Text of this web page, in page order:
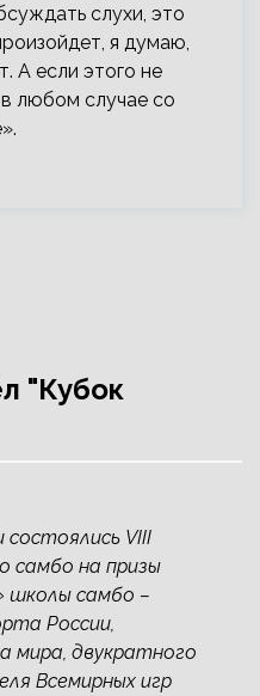
слухи, это
я думаю,
А если этого не
любом случае со
"Кубок
VIII
самбо на призы
школы самбо –
России,
мира, двукратного
Всемирных игр